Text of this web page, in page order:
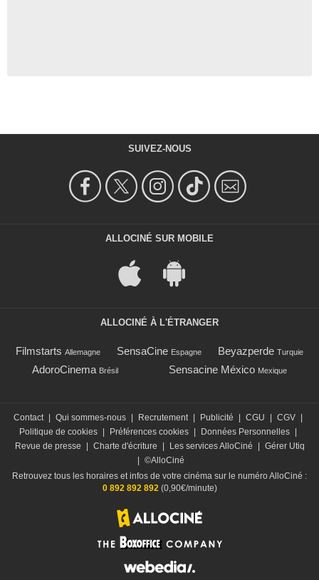
SUIVEZ-NOUS
ALLOCINÉ SUR MOBILE
ALLOCINÉ À L'ÉTRANGER
Filmstarts Allemagne SensaCine Espagne Beyazperde Turquie
AdoroCinema Brésil Sensacine México Mexique
Contact Qui sommes-nous Recrutement Publicité CGU CGV
Politique de cookies
Préférences cookies Données Personnelles
Revue de presse
Charte d'écriture Les services AlloCiné
Gérer Utiq
©AlloCiné
Retrouvez tous les horaires et infos de votre cinéma sur le numéro AlloCiné :
0 892 892 892(0,90€/minute)